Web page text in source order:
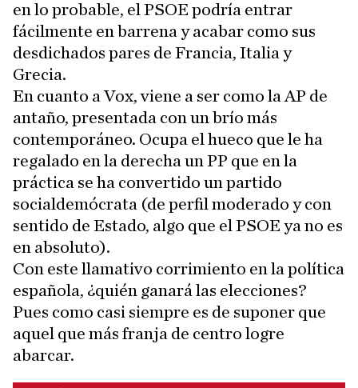
en lo probable, el PSOE podría entrar
fácilmente en barrena y acabar como sus
desdichados pares de Francia, Italia y
Grecia.
En cuanto a Vox, viene a ser como la AP de
antaño, presentada con un brío más
contemporáneo. Ocupa el hueco que le ha
regalado en la derecha un PP que en la
práctica se ha convertido un partido
socialdemócrata (de perfil moderado y con
sentido de Estado, algo que el PSOE ya no es
en absoluto).
Con este llamativo corrimiento en la política
española, ¿quién ganará las elecciones?
Pues como casi siempre es de suponer que
aquel que más franja de centro logre
abarcar.